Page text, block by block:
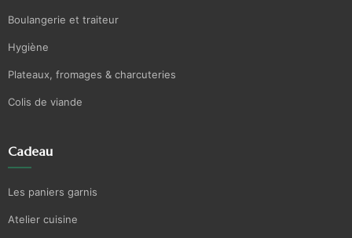
Boulangerie et traiteur
Hygiène
Plateaux, fromages & charcuteries
Colis de viande
Cadeau
Les paniers garnis
Atelier cuisine